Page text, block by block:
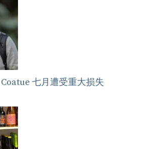
七月遭受重大损失